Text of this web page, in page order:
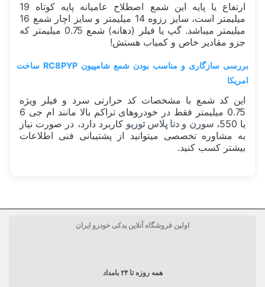
ارتفاع یا پایه این شمع اصطلاح عامیانه پایه کوتاه 19
میلیمتر است، سایز رزوه 14 میلیمتر و سایز اچار شمع 16
میلیمتر میباشد. گپ یا فیلر (دهانه) شمع 0.75 میلیمتر که
جزو مقادیر خاص و کمیاب هستش!
بررسی سازگاری و مناسب بودن شمع شامپیون RC8PYP ساخت
امریکا
این کد شمع با مشخصات کد حرارتی سرد و فیلر ویژه
0.75 میلیمتر فقط در خودروهای تراکم بالا مانند ام جی 6
یا 550،
سورن و دنا پلاس توربو کاربرد دارد، در صورت نیاز
به مشاوره تخصصی میتوانید از پشتیبانی فنی اطلاعات
بیشتر کسب کنید.
پایه استاندارد 19 میلی متر
0.6 میلی متر
حداقل تعداد خرید شمع موتور
اولین فروشگاه آنلاین یدکی خودرو ایران
همه روزه تا ۲۴ بامداد